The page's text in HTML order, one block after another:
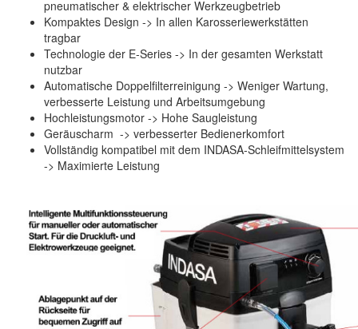
(4)
Troton
(2)
Wibeco
(1)
ZVG
pneumatischer & elektrischer Werkzeugbetrieb
Kompaktes Design -> In allen Karosseriewerkstätten
tragbar
Technologie der E-Series -> In der gesamten Werkstatt
nutzbar
Automatische Doppelfilterreinigung -> Weniger Wartung,
verbesserte Leistung und Arbeitsumgebung
Hochleistungsmotor -> Hohe Saugleistung
Geräuscharm -> verbesserter Bedienerkomfort
Vollständig kompatibel mit dem INDASA-Schleifmittelsystem
-> Maximierte Leistung